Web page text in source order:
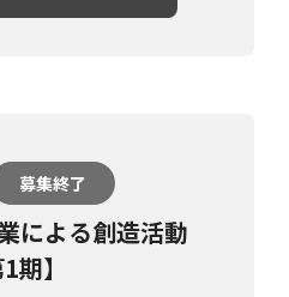
募集終了
による創造活動
期】